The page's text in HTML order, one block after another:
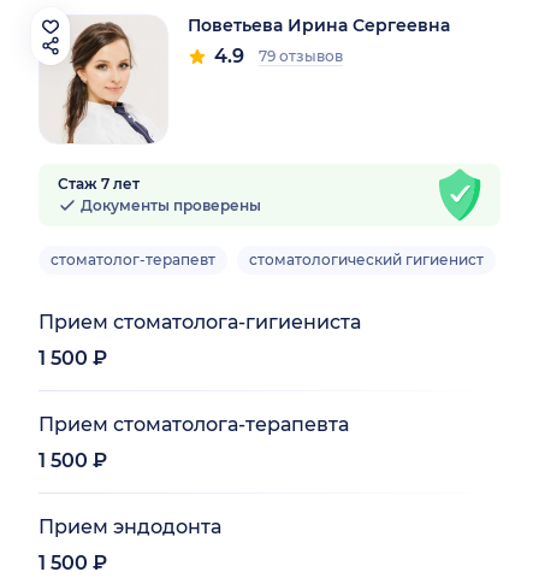
Поветьева Ирина Сергеевна
4.9 79 отзывов
Стаж 7 лет
Документы проверены
стоматолог-терапевт стоматологический гигиенист
Прием стоматолога-гигиениста
1 500 ₽
Прием стоматолога-терапевта
1 500 ₽
Прием эндодонта
1 500 ₽